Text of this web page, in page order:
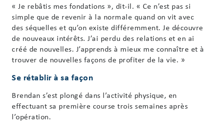
« Je rebâtis mes fondations », dit-il. « Ce n’est pas si
simple que de revenir à la normale quand on vit avec
des séquelles et qu’on existe différemment. Je découvre
de nouveaux intérêts. J’ai perdu des relations et en ai
créé de nouvelles. J’apprends à mieux me connaître et à
trouver de nouvelles façons de profiter de la vie. »
Se rétablir à sa façon
Brendan s’est plongé dans l’activité physique, en
effectuant sa première course trois semaines après
l’opération.